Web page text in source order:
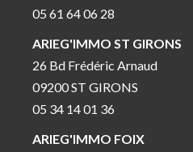
05 61 64 06 28
ARIEG'IMMO ST GIRONS
26 Bd Frédéric Arnaud
09200 ST GIRONS
05 34 14 01 36
ARIEG'IMMO FOIX